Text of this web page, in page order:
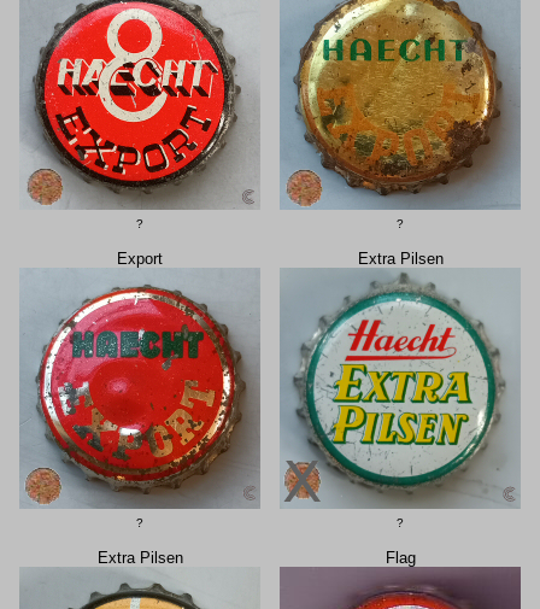
? ?
Export
?
Extra Pilsen
?
Extra Pilsen Flag